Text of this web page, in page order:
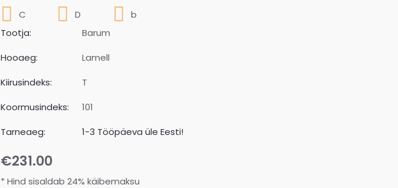
C D
b
Tootja:
Barum
Hooaeg:
Lamell
Kiirusindeks:
T
Koormusindeks:
101
Tarneaeg:
1-3 Tööpäeva üle Eesti!
€231.00
* Hind sisaldab 24% käibemaksu